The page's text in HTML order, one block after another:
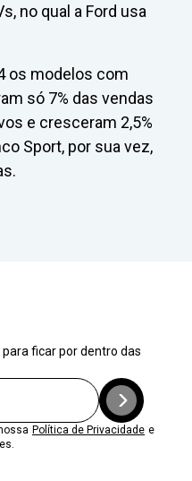
no qual a Ford usa
os modelos com
só 7% das vendas
e cresceram 2,5%
Sport, por sua vez,
ficar por dentro das
Política de Privacidade e